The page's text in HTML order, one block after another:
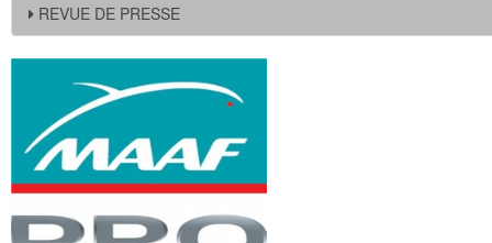
REVUE DE PRESSE